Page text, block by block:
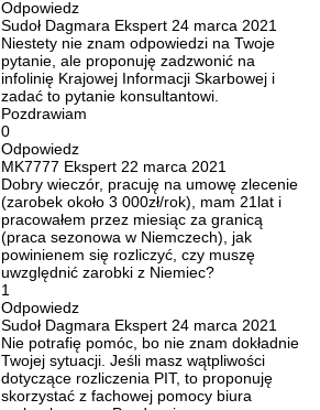
Odpowiedz
Sudoł Dagmara Ekspert 24 marca 2021
Niestety nie znam odpowiedzi na Twoje
pytanie, ale proponuję zadzwonić na
infolinię Krajowej Informacji Skarbowej i
zadać to pytanie konsultantowi.
Pozdrawiam
0
Odpowiedz
MK7777 Ekspert 22 marca 2021
Dobry wieczór, pracuję na umowę zlecenie
(zarobek około 3 000zł/rok), mam 21lat i
pracowałem przez miesiąc za granicą
(praca sezonowa w Niemczech), jak
powinienem się rozliczyć, czy muszę
uwzględnić zarobki z Niemiec?
1
Odpowiedz
Sudoł Dagmara Ekspert 24 marca 2021
Nie potrafię pomóc, bo nie znam dokładnie
Twojej sytuacji. Jeśli masz wątpliwości
dotyczące rozliczenia PIT, to proponuję
skorzystać z fachowej pomocy biura